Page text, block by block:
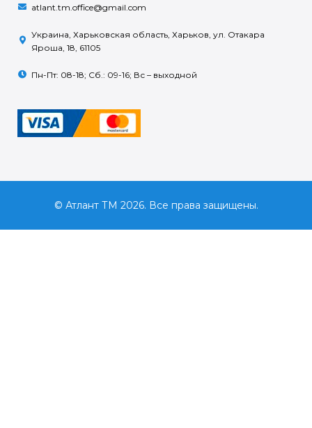
atlant.tm.office@gmail.com
Украина, Харьковская область, Харьков, ул. Отакара
Яроша, 18, 61105
Пн-Пт: 08-18; Сб.: 09-16; Вс – выходной
© Атлант ТМ 2026. Все права защищены.